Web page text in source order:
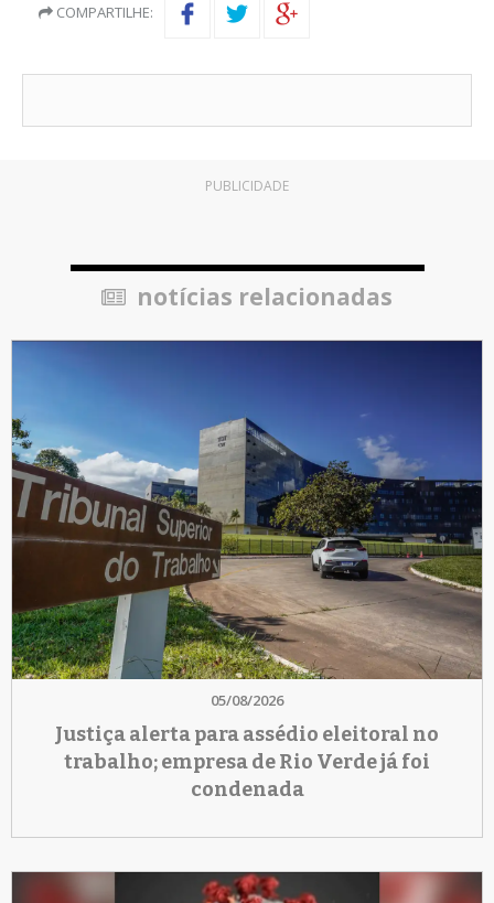
COMPARTILHE:
PUBLICIDADE
notícias relacionadas
05/08/2026
Justiça alerta para assédio eleitoral no
trabalho; empresa de Rio Verde já foi
condenada